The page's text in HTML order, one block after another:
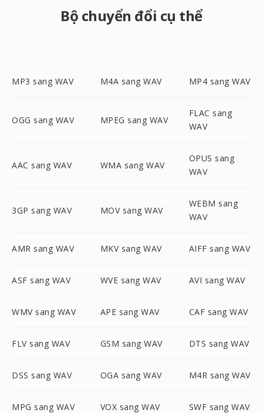
Bộ chuyển đổi cụ thể
MP3 sang WAV M4A sang WAV MP4 sang WAV
OGG sang WAV MPEG sang WAV
FLAC sang
WAV
AAC sang WAV WMA sang WAV
OPUS sang
WAV
3GP sang WAV MOV sang WAV
WEBM sang
WAV
AMR sang WAV MKV sang WAV AIFF sang WAV
ASF sang WAV WVE sang WAV AVI sang WAV
WMV sang WAV APE sang WAV CAF sang WAV
FLV sang WAV GSM sang WAV DTS sang WAV
DSS sang WAV OGA sang WAV M4R sang WAV
MPG sang WAV VOX sang WAV SWF sang WAV